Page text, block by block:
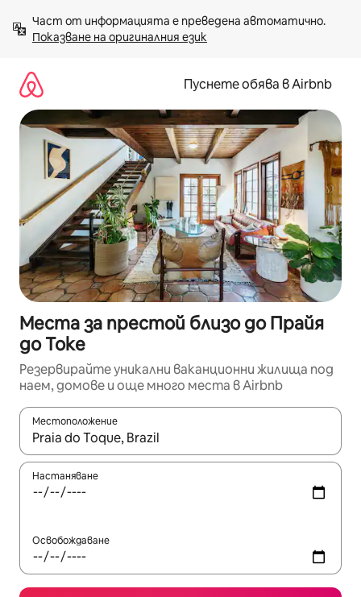
към
съдържанието
Показване на оригиналния език
Пуснете обява в Airbnb
Места за престой близо до Прайя
до Токе
Резервирайте уникални ваканционни жилища под
наем, домове и още много места в Airbnb
Местоположение
Когато резултатите се покажат, използвайте
Настаняване
Освобождаване